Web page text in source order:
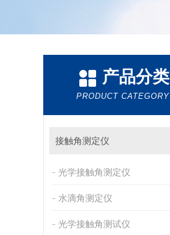
产品分类
PRODUCT CATEGORY
接触角测定仪
光学接触角测定仪
水滴角测定仪
光学接触角测试仪